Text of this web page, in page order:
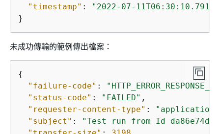
"timestamp" :
"2022-07-
}
未成功傳輸的範例傳出檔案：
{
"failure-code" :
"status-code" : "FAILED" ,
"requester-content-type" :
"subject" :
"Test run from Id